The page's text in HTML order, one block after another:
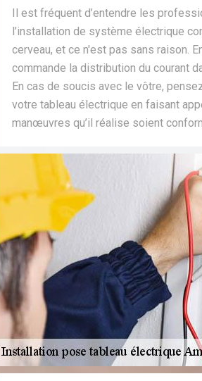
Il est fréquent d’entendre les
l’installation de système électrique
cerveau, et ce n'est pas sans raison.
commande la distribution du courant
En cas de soucis avec le vôtre,
votre tableau électrique en faisant
manœuvres qu’il réalise soient